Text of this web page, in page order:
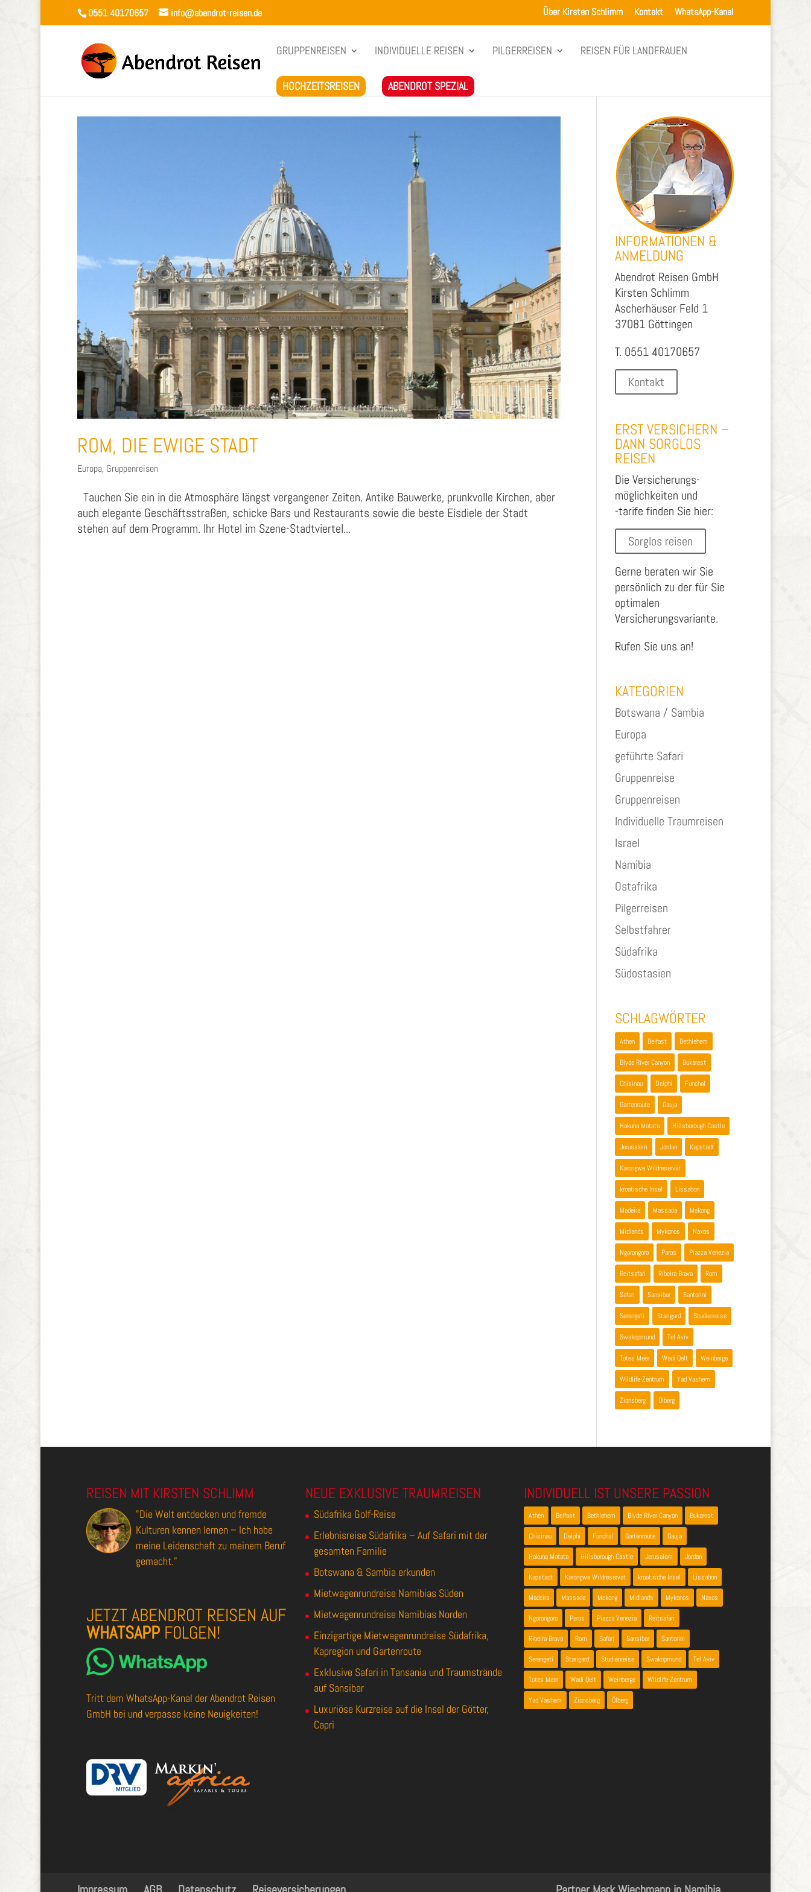
0551 40170657 info@abendrot-reisen.de Über Kirsten Schlimm Kontakt WhatsApp-Kanal
GRUPPENREISEN INDIVIDUELLE REISEN PILGERREISEN REISEN FÜR LANDFRAUEN
HOCHZEITSREISEN ABENDROT SPEZIAL
ROM, DIE EWIGE STADT
Europa, Gruppenreisen
Tauchen Sie ein in die Atmosphäre längst vergangener Zeiten. Antike Bauwerke, prunkvolle Kirchen, aber
auch elegante Geschäftsstraßen, schicke Bars und Restaurants sowie die beste Eisdiele der Stadt
stehen auf dem Programm. Ihr Hotel im Szene-Stadtviertel...
INFORMATIONEN &
ANMELDUNG
Abendrot Reisen GmbH
Kirsten Schlimm
Ascherhäuser Feld 1
37081 Göttingen
T. 0551 40170657
Kontakt
ERST VERSICHERN –
DANN SORGLOS
REISEN
Die Versicherungs-
möglichkeiten und
-tarife finden Sie hier:
Sorglos reisen
Gerne beraten wir Sie
persönlich zu der für Sie
optimalen
Versicherungsvariante.
Rufen Sie uns an!
KATEGORIEN
Botswana / Sambia
Europa
geführte Safari
Gruppenreise
Gruppenreisen
Individuelle Traumreisen
Israel
Namibia
Ostafrika
Pilgerreisen
Selbstfahrer
Südafrika
Südostasien
SCHLAGWÖRTER
Athen Belfast Bethlehem
Blyde River Canyon Bukarest
Chisinau Delphi Funchal
Gartenroute Gauja
Hakuna Matata Hillsborough Castle
Jerusalem Jordan Kapstadt
Karongwe Wildreservat
kroatische Insel Lissabon
Madeira Massada Mekong
Midlands Mykonos Naxos
Ngorongoro Paros Piazza Venezia
Reitsafari Ribeira Brava Rom
Safari Sansibar Santorini
Serengeti Starigard Studienreise
Swakopmund Tel Aviv
Totes Meer Wadi Qelt Weinberge
Wildlife-Zentrum Yad Vashem
Zionsberg Ölberg
REISEN MIT KIRSTEN SCHLIMM
"Die Welt entdecken und fremde
Kulturen kennen lernen – Ich habe
meine Leidenschaft zu meinem Beruf
gemacht."
JETZT ABENDROT REISEN AUF
WHATSAPPFOLGEN!
Tritt dem WhatsApp-Kanal der Abendrot Reisen
GmbH bei und verpasse keine Neuigkeiten!
NEUE EXKLUSIVE TRAUMREISEN
Südafrika Golf-Reise
Erlebnisreise Südafrika – Auf Safari mit der
gesamten Familie
Botswana & Sambia erkunden
Mietwagenrundreise Namibias Süden
Mietwagenrundreise Namibias Norden
Einzigartige Mietwagenrundreise Südafrika,
Kapregion und Gartenroute
Exklusive Safari in Tansania und Traumstrände
auf Sansibar
Luxuriöse Kurzreise auf die Insel der Götter,
Capri
INDIVIDUELL IST UNSERE PASSION
Athen Belfast Bethlehem Blyde River Canyon Bukarest
Chisinau Delphi Funchal Gartenroute Gauja
Hakuna Matata Hillsborough Castle Jerusalem Jordan
Kapstadt Karongwe Wildreservat kroatische Insel Lissabon
Madeira Massada Mekong Midlands Mykonos Naxos
Ngorongoro Paros Piazza Venezia Reitsafari
Ribeira Brava Rom Safari Sansibar Santorini
Serengeti Starigard Studienreise Swakopmund Tel Aviv
Totes Meer Wadi Qelt Weinberge Wildlife-Zentrum
Yad Vashem Zionsberg Ölberg